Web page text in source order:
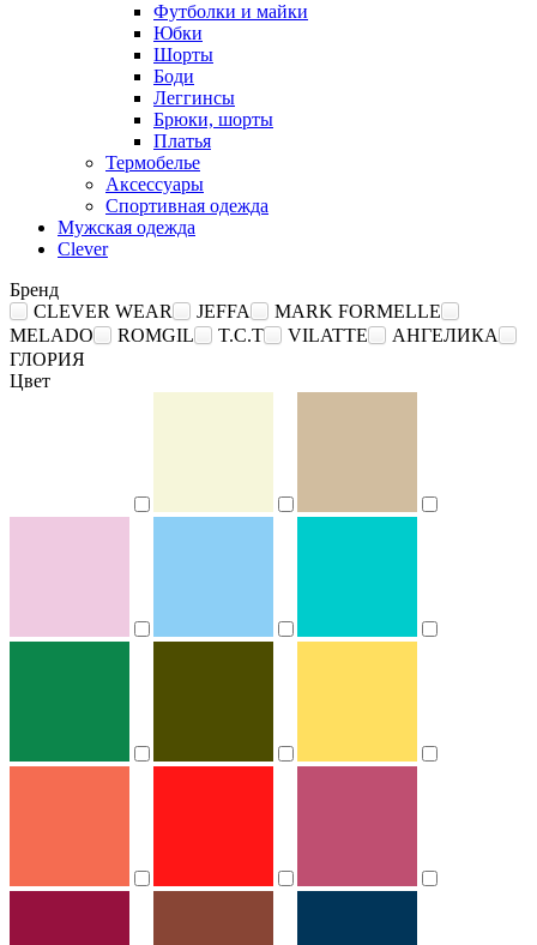
Футболки и майки
Юбки
Шорты
Боди
Леггинсы
Брюки, шорты
Платья
Термобелье
Аксессуары
Спортивная одежда
Мужская одежда
Clever
Бренд
CLEVER WEAR
JEFFA
MARK FORMELLE
MELADO
ROMGIL T.C.T VILATTE
АНГЕЛИКА
ГЛОРИЯ
Цвет